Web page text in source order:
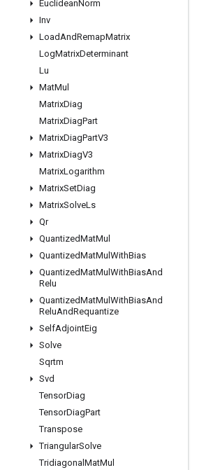
EuclideanNorm
Inv
LoadAndRemapMatrix
LogMatrixDeterminant
Lu
MatMul
MatrixDiag
MatrixDiagPart
MatrixDiagPartV3
MatrixDiagV3
MatrixLogarithm
MatrixSetDiag
MatrixSolveLs
Qr
QuantizedMatMul
QuantizedMatMul WithBias
QuantizedMatMul WithBiasAnd
Relu
QuantizedMatMul WithBiasAnd
ReluAndRequantize
SelfAdjointEig
Solve
Sqrtm
Svd
TensorDiag
TensorDiagPart
Transpose
TriangularSolve
Tridiagonal MatMul